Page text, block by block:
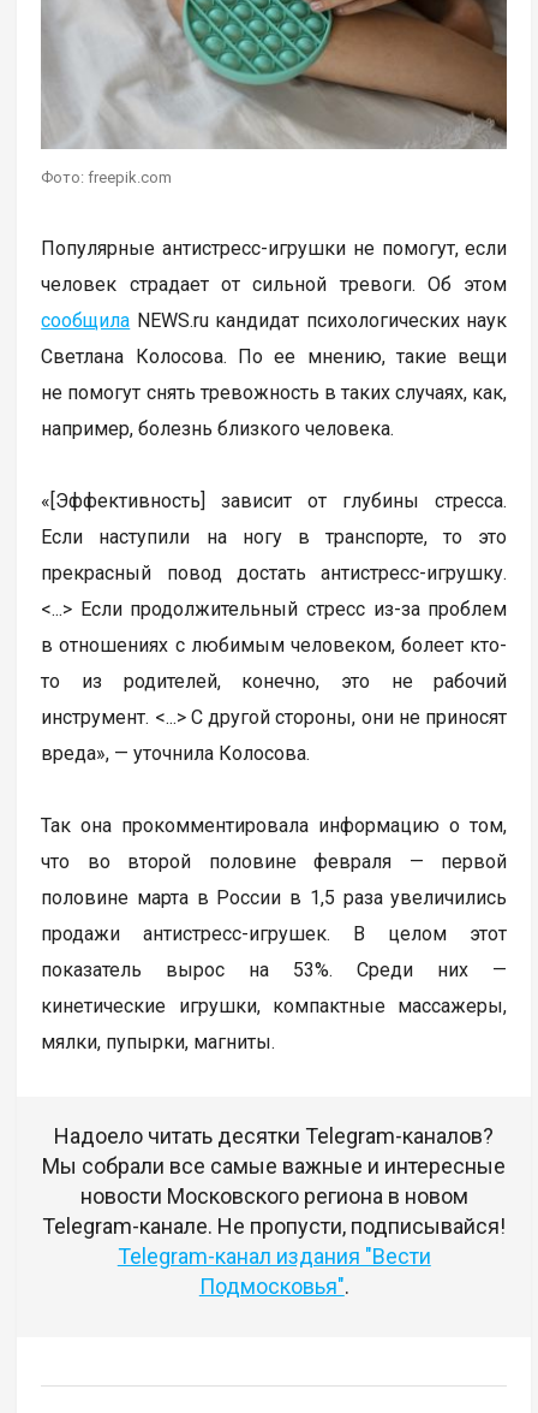
Фото: freepik.com
Популярные антистресс-игрушки не помогут, если
человек страдает от сильной тревоги. Об этом
сообщила NEWS.ru кандидат психологических наук
Светлана Колосова. По ее мнению, такие вещи
не помогут снять тревожность в таких случаях, как,
например, болезнь близкого человека.
«[Эффективность] зависит от глубины стресса.
Если наступили на ногу в транспорте, то это
прекрасный повод достать антистресс-игрушку.
<...> Если продолжительный стресс из-за проблем
в отношениях с любимым человеком, болеет кто-
то из родителей, конечно, это не рабочий
инструмент. <...> С другой стороны, они не приносят
вреда», — уточнила Колосова.
Так она прокомментировала информацию о том,
что во второй половине февраля — первой
половине марта в России в 1,5 раза увеличились
продажи антистресс-игрушек. В целом этот
показатель вырос на 53%. Среди них —
кинетические игрушки, компактные массажеры,
мялки, пупырки, магниты.
Надоело читать десятки Telegram-каналов?
Мы собрали все самые важные и интересные
новости Московского региона в новом
Telegram-канале. Не пропусти, подписывайся!
Telegram-канал издания "Вести
Подмосковья".